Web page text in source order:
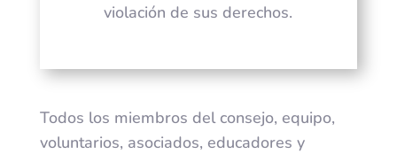
violación de sus derechos.
Todos los miembros del consejo, equipo,
voluntarios, asociados, educadores y